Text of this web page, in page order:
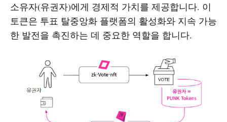
소유자(유권자)에게 경제적 가치를 제공합니다. 이
토큰은 투표 탈중앙화 플랫폼의 활성화와 지속 가능
한 발전을 촉진하는 데 중요한 역할을 합니다.